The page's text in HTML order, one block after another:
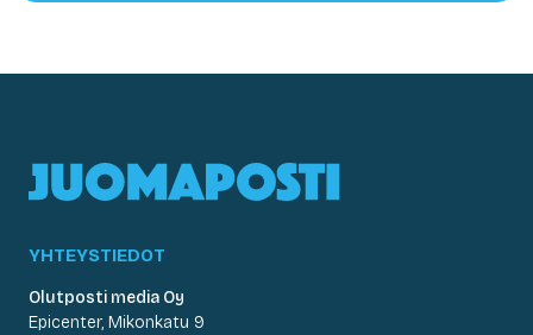
YHTEYSTIEDOT
Olutposti media Oy
Epicenter, Mikonkatu 9